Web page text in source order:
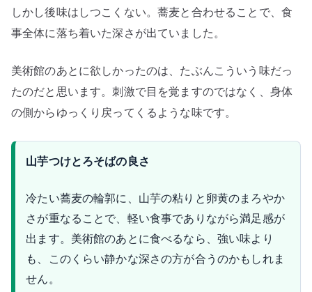
しかし後味はしつこくない。蕎麦と合わせることで、食
事全体に落ち着いた深さが出ていました。
美術館のあとに欲しかったのは、たぶんこういう味だっ
たのだと思います。刺激で目を覚ますのではなく、身体
の側からゆっくり戻ってくるような味です。
山芋つけとろそばの良さ
冷たい蕎麦の輪郭に、山芋の粘りと卵黄のまろやか
さが重なることで、軽い食事でありながら満足感が
出ます。美術館のあとに食べるなら、強い味より
も、このくらい静かな深さの方が合うのかもしれま
せん。